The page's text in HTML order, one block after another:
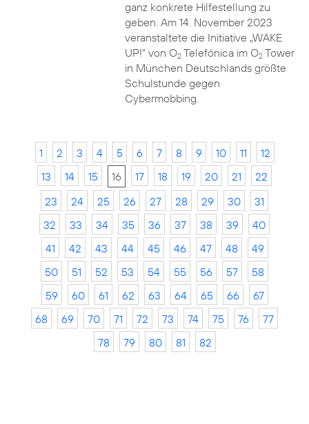
ganz konkrete Hilfestellung zu
geben. Am 14. November 2023
veranstaltete die Initiative „WAKE
UP!“ von O2Telefónica im O2Tower
in München Deutschlands größte
Schulstunde gegen
Cybermobbing.
1 2 3 4 5 6 7 8 9 10 11
12
13
14 15 16 17 18 19 20 21
22
23
24 25 26 27 28 29 30
31
32
33 34 35 36 37 38 39
40
41
42 43 44 45 46 47 48
49
50
51 52 53 54 55 56 57
58
59
60 61 62 63 64 65 66
67
68
69 70 71 72 73 74 75 76
77
78
79 80 81 82